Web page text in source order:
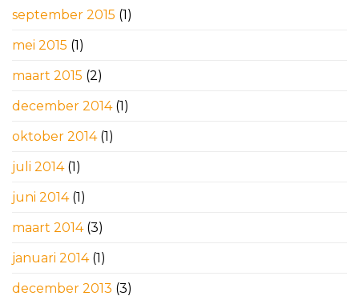
september 2015 (1)
mei 2015 (1)
maart 2015 (2)
december 2014(1)
oktober 2014(1)
juli 2014(1)
juni 2014(1)
maart 2014(3)
januari 2014(1)
december 2013 (3)